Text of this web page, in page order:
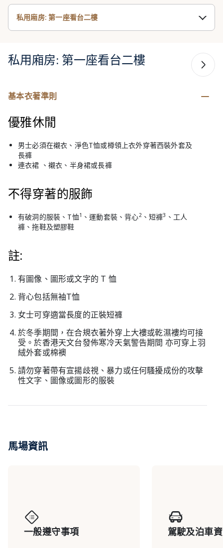
私用廂房: 第一座看台二樓
私用廂房: 第一座看台二樓
基本衣著準則
優雅休閒
男士必須在襯衣、淨色T恤或樽領上衣外穿著西裝外套及
長褲
連衣裙 、襯衣、半身裙或長褲
不得穿著的服飾
有破洞的服裝、T恤1 、運動套裝、背心2、短褲3 、工人
褲、拖鞋及塑膠鞋
註:
有圖像、圖形或文字的 T 恤
背心包括無袖T恤
女士可穿適當長度的正裝短褲
於冬季期間，在合規衣著外穿上大褸或乾濕褸均可接
受。於香港天文台發佈寒冷天氣警告期間 亦可穿上羽
絨外套或棉襖
請勿穿著帶有宣揚歧視、暴力或任何騷擾成份的攻擊
性文字、圖像或圖形的服裝
馬場資訊
一般遵守事項 駕駛及泊車